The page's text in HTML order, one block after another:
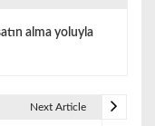
alma yoluyla
Next Article